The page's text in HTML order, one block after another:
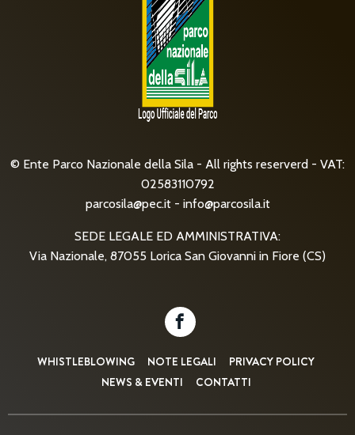
© Ente Parco Nazionale della Sila - All rights reserverd - VAT:
02583110792
parcosila@pec.it- info@parcosila.it
SEDE LEGALE ED AMMINISTRATIVA:
Via Nazionale, 87055 Lorica San Giovanni in Fiore (CS)
WHISTLEBLOWING NOTE LEGALI
PRIVACY POLICY
NEWS & EVENTI
CONTATTI